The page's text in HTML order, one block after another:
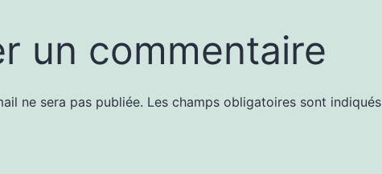
un commentaire
ne sera pas publiée. Les champs obligatoires sont indiqués